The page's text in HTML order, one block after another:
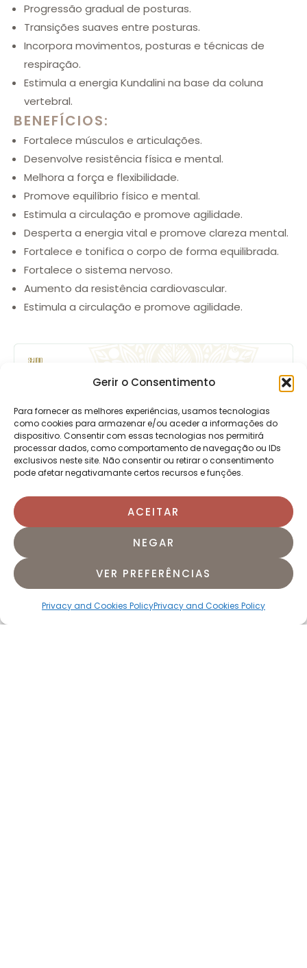
Gerir o Consentimento
Para fornecer as melhores experiências, usamos tecnologias
como cookies para armazenar e/ou aceder a informações do
dispositivo. Consentir com essas tecnologias nos permitirá
processar dados, como comportamento de navegação ou IDs
exclusivos neste site. Não consentir ou retirar o consentimento
pode afetar negativamante certos recursos e funções.
ACEITAR
NEGAR
VER PREFERÊNCIAS
Privacy and Cookies PolicyPrivacy and Cookies Policy
Progressão gradual de posturas.
Transições suaves entre posturas.
Incorpora movimentos, posturas e técnicas de
respiração.
Estimula a energia Kundalini na base da coluna
vertebral.
BENEFÍCIOS:
Fortalece músculos e articulações.
Desenvolve resistência física e mental.
Melhora a força e flexibilidade.
Promove equilíbrio físico e mental.
Estimula a circulação e promove agilidade.
Desperta a energia vital e promove clareza mental.
Fortalece e tonifica o corpo de forma equilibrada.
Fortalece o sistema nervoso.
Aumento da resistência cardiovascular.
Estimula a circulação e promove agilidade.
Duration:10 a 20 min